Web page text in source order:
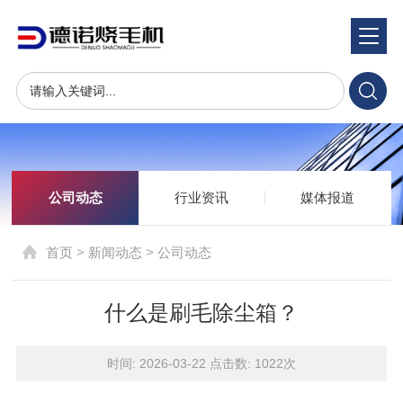
新闻动态 News & Trends
公司动态 行业资讯 媒体报道
首页 > 新闻动态 >公司动态
什么是刷毛除尘箱？
时间: 2026-03-22 点击数: 1022次